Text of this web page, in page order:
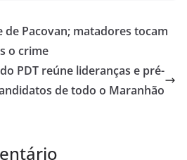
gr
a
m
l l e
Pacovan; matadores tocam
o crime
PDT reúne lideranças e pré-
de todo o Maranhão